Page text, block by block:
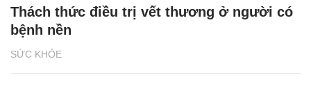
SỨC KHỎE
Thách thức điều trị vết thương ở người có
bệnh nền